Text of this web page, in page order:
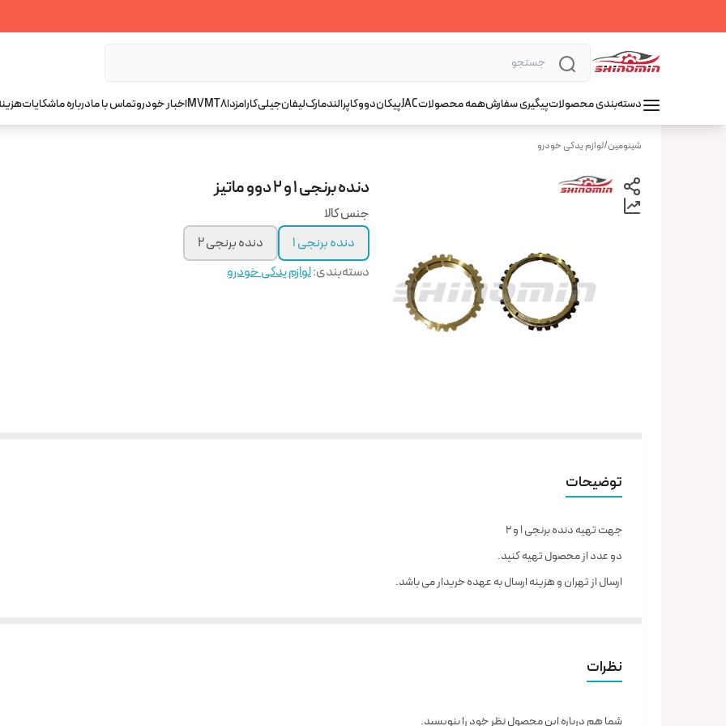
دسته‌بندی محصولاتپیگیری سفارشهمه محصولاتJACپیکاندووکاپرالندمارکلیفانجیلیکارامزداT8
MVMاخبار خودروتماس با مادرباره ماشکایات
شینومین/لوازم یدکی خودرو
دنده برنجی ۱ و ۲ دوو ماتیز
جنس کالا
دنده برنجی ۱
دنده برنجی ۲
دسته‌بندی:لوازم یدکی خودرو
توضیحات
جهت تهیه دنده برنجی ۱ و ۲
دو عدد از محصول تهیه کنید.
ارسال از تهران و هزینه ارسال به عهده خریدار می باشد.
نظرات
شما هم درباره این محصول نظر خود را بنویسید.